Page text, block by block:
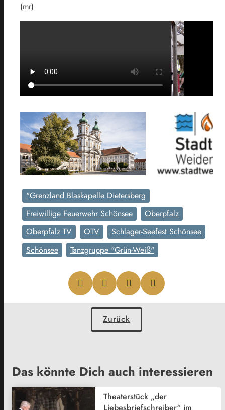
(mr)
"Grenzland Blaskapelle Dietersberg
Freiwillige Feuerwehr Schönsee
Oberpfalz
Oberpfalz TV
OTV
Schlager-Seefest Schönsee
Schönsee
Tanzgruppe "Grün-Weiß"
Zurück
Das könnte Dich auch interessieren
Theaterstück „der